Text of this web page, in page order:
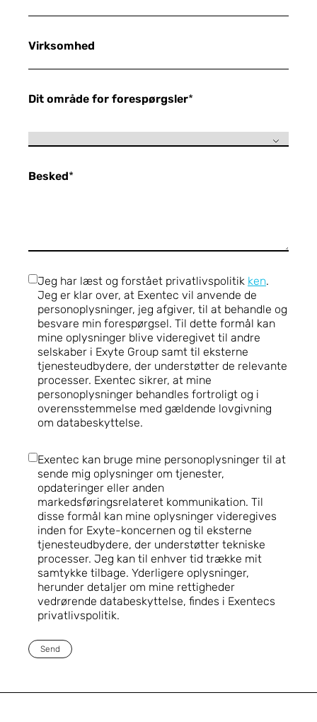
Virksomhed
Dit område for forespørgsler*
Besked*
Jeg har læst og forstået privatlivspolitik ken.
Jeg er klar over, at Exentec vil anvende de
personoplysninger, jeg afgiver, til at behandle og
besvare min forespørgsel. Til dette formål kan
mine oplysninger blive videregivet til andre
selskaber i Exyte Group samt til eksterne
tjenesteudbydere, der understøtter de relevante
processer. Exentec sikrer, at mine
personoplysninger behandles fortroligt og i
overensstemmelse med gældende lovgivning
om databeskyttelse.
Exentec kan bruge mine personoplysninger til at
sende mig oplysninger om tjenester,
opdateringer eller anden
markedsføringsrelateret kommunikation. Til
disse formål kan mine oplysninger videregives
inden for Exyte-koncernen og til eksterne
tjenesteudbydere, der understøtter tekniske
processer. Jeg kan til enhver tid trække mit
samtykke tilbage. Yderligere oplysninger,
herunder detaljer om mine rettigheder
vedrørende databeskyttelse, findes i Exentecs
privatlivspolitik.
Send